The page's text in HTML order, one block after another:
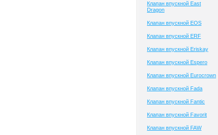
Клапан впускной East
Dragon
Клапан впускной EOS
Клапан впускной ERF
Клапан впускной Eriskay
Клапан впускной Espero
Клапан впускной Eurocrown
Клапан впускной Fada
Клапан впускной Fantic
Клапан впускной Favorit
Клапан впускной FAW